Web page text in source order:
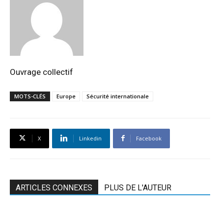
Ouvrage collectif
MOTS-CLÉS Europe Sécurité internationale
X Linkedin Facebook
ARTICLES CONNEXES PLUS DE L'AUTEUR